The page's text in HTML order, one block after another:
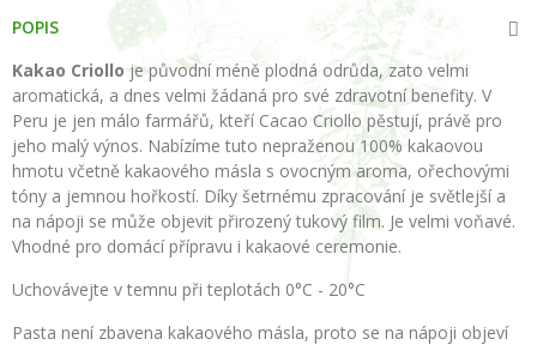
POPIS
Kakao Criolloje původní méně plodná odrůda, zato velmi
aromatická, a dnes velmi žádaná pro své zdravotní benefity. V
Peru je jen málo farmářů, kteří Cacao Criollo pěstují, právě pro
jeho malý výnos. Nabízíme tuto nepraženou 100% kakaovou
hmotu včetně kakaového másla s ovocným aroma, ořechovými
tóny a jemnou hořkostí. Díky šetrnému zpracování je světlejší a
na nápoji se může objevit přirozený tukový film. Je velmi voňavé.
Vhodné pro domácí přípravu i kakaové ceremonie.
Uchovávejte v temnu při teplotách 0°C - 20°C
Pasta není zbavena kakaového másla, proto se na nápoji objeví